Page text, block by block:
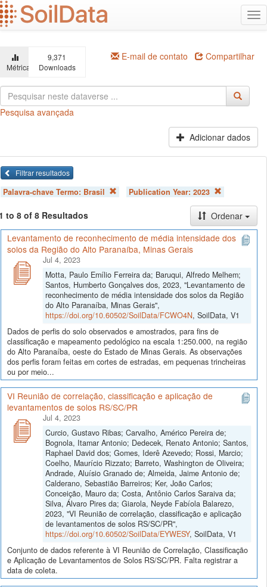
Ir
para
o
principal
Métricas
9,371
Downloads
E-mail de contato Compartilhar
Pesquisa avançada
Adicionar dados
Filtrar resultados
Palavra-chave Termo: Brasil Publication Year:2023
to 8 of 8 Resultados
Ordenar
Levantamento de reconhecimento de média intensidade dos
solos da Região do Alto Paranaíba, Minas Gerais
Jul 4, 2023
Motta, Paulo Emílio Ferreira da; Baruqui, Alfredo Melhem;
Santos, Humberto Gonçalves dos, 2023, "Levantamento de
reconhecimento de média intensidade dos solos da Região
do Alto Paranaíba, Minas Gerais",
https://doi.org/10.60502/SoilData/FCWO4N, SoilData, V1
Dados de perfis do solo observados e amostrados, para fins de
classificação e mapeamento pedológico na escala 1:250.000, na região
do Alto Paranaíba, oeste do Estado de Minas Gerais. As observações
dos perfis foram feitas em cortes de estradas, em pequenas trincheiras
ou por meio...
VI Reunião de correlação, classificação e aplicação de
levantamentos de solos RS/SC/PR
Jul 4, 2023
Curcio, Gustavo Ribas; Carvalho, Américo Pereira de;
Bognola, Itamar Antonio; Dedecek, Renato Antonio; Santos,
Raphael David dos; Gomes, Iderê Azevedo; Rossi, Marcio;
Coelho, Maurício Rizzato; Barreto, Washington de Oliveira;
Andrade, Aluísio Granado de; Almeida, Jaime Antonio de;
Calderano, Sebastião Barreiros; Ker, João Carlos;
Conceição, Mauro da; Costa, Antônio Carlos Saraiva da;
Silva, Álvaro Pires da; Giarola, Neyde Fabíola Balarezo,
2023, "VI Reunião de correlação, classificação e aplicação
de levantamentos de solos RS/SC/PR",
https://doi.org/10.60502/SoilData/EYWESY, SoilData, V1
Conjunto de dados referente à VI Reunião de Correlação, Classificação
e Aplicação de Levantamentos de Solos RS/SC/PR. Falta registrar a
data de coleta.